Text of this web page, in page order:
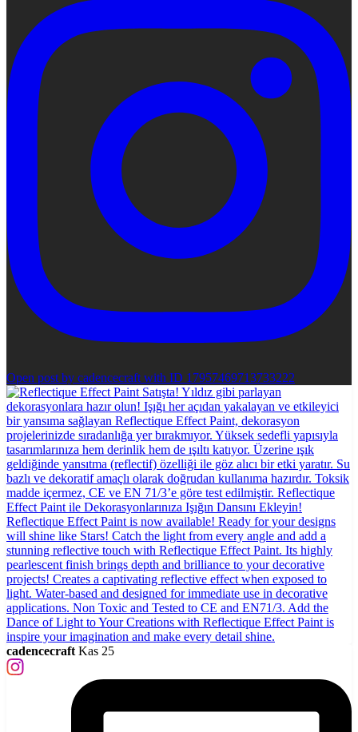
Open post by cadencecraft with ID 17957469713733222
cadencecraft Kas 25